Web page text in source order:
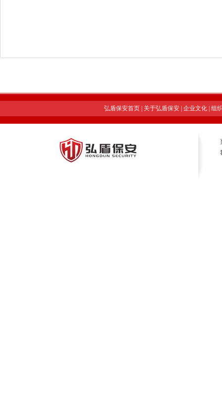
弘盾保安首页| 关于弘盾保安| 企业文化| 组